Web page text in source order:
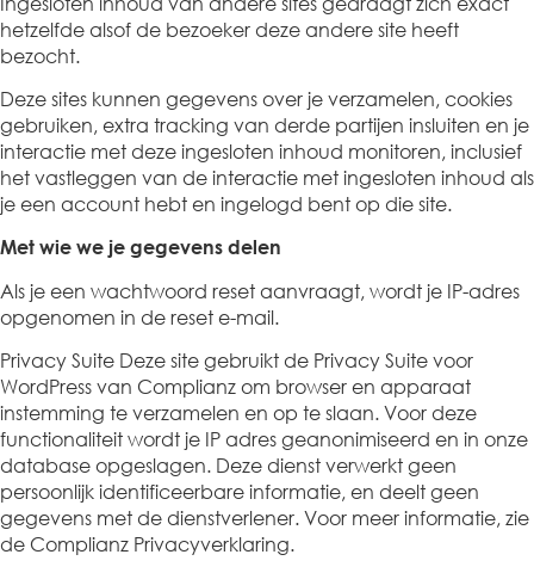
hetzelfde alsof de bezoeker deze andere site heeft
bezocht.
Deze sites kunnen gegevens over je verzamelen, cookies
gebruiken, extra tracking van derde partijen insluiten en je
interactie met deze ingesloten inhoud monitoren, inclusief
het vastleggen van de interactie met ingesloten inhoud als
je een account hebt en ingelogd bent op die site.
Met wie we je gegevens delen
Als je een wachtwoord reset aanvraagt, wordt je IP-adres
opgenomen in de reset e-mail.
Privacy Suite Deze site gebruikt de Privacy Suite voor
WordPress van Complianz om browser en apparaat
instemming te verzamelen en op te slaan. Voor deze
functionaliteit wordt je IP adres geanonimiseerd en in onze
database opgeslagen. Deze dienst verwerkt geen
persoonlijk identificeerbare informatie, en deelt geen
gegevens met de dienstverlener. Voor meer informatie, zie
de Complianz Privacyverklaring.